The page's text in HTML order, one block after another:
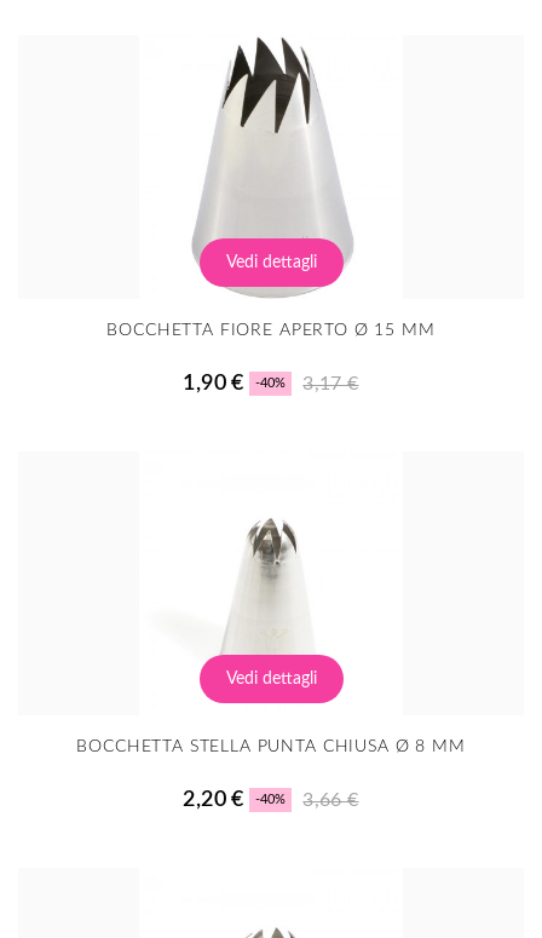
Vedi dettagli
BOCCHETTA FIORE APERTO Ø 15 MM
1,90 € -40% 3,17 €
Vedi dettagli
BOCCHETTA STELLA PUNTA CHIUSA Ø 8 MM
2,20 € -40% 3,66 €